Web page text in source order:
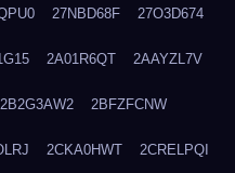
27NBD68F 27O3D674
2A01R6QT 2AAYZL7V
2B2G3AW2 2BFZFCNW
2CKA0HWT 2CRELPQI